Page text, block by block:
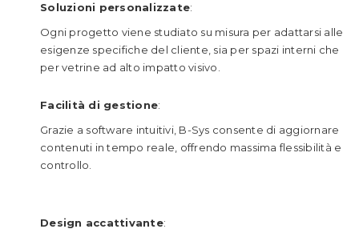
Soluzioni personalizzate:
Ogni progetto viene studiato su misura per adattarsi alle
esigenze specifiche del cliente, sia per spazi interni che
per vetrine ad alto impatto visivo.
Facilità di gestione:
Grazie a software intuitivi, B-Sys consente di aggiornare
contenuti in tempo reale, offrendo massima flessibilità e
controllo.
Design accattivante: